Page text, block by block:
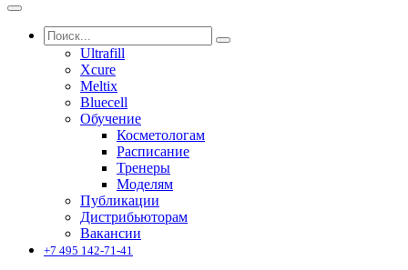
Ultrafill
Xcure
Meltix
Bluecell
Обучение
Косметологам
Расписание
Тренеры
Моделям
Публикации
Дистрибьюторам
Вакансии
+7 495 142-71-41